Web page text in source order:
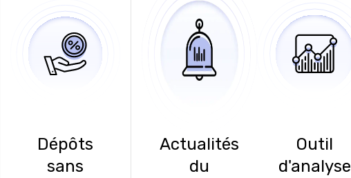
Dépôts
sans
Actualités
du
Outil
d'analyse